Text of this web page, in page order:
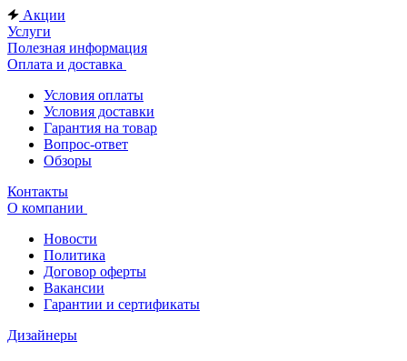
Акции
Услуги
Полезная информация
Оплата и доставка
Условия оплаты
Условия доставки
Гарантия на товар
Вопрос-ответ
Обзоры
Контакты
О компании
Новости
Политика
Договор оферты
Вакансии
Гарантии и сертификаты
Дизайнеры